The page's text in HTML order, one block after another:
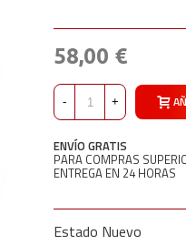
58,00 €
- +
ENVÍO GRATIS
PARA COMPRAS
ENTREGA EN 24 HORAS
Estado Nuevo